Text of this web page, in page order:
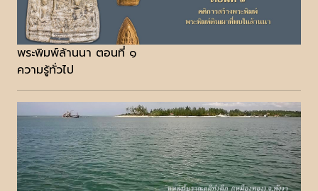
พระพิมพ์ล้านนา ตอนที่ ๑
ความรู้ทั่วไป